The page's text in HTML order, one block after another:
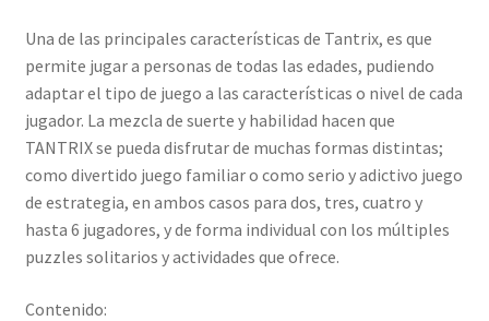
Una de las principales características de Tantrix, es que
permite jugar a personas de todas las edades, pudiendo
adaptar el tipo de juego a las características o nivel de cada
jugador. La mezcla de suerte y habilidad hacen que
TANTRIX se pueda disfrutar de muchas formas distintas;
como divertido juego familiar o como serio y adictivo juego
de estrategia, en ambos casos para dos, tres, cuatro y
hasta 6 jugadores, y de forma individual con los múltiples
puzzles solitarios y actividades que ofrece.
Contenido: